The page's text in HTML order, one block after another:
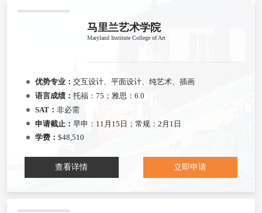
马里兰艺术学院
Maryland Institute College of Art
优势专业： 交互设计、平面设计、纯艺术、插画
语言成绩： 托福：75；雅思：6.0
SAT： 非必需
申请截止： 早申：11月15日；常规：2月1日
学费： $48,510
查看详情 立即申请